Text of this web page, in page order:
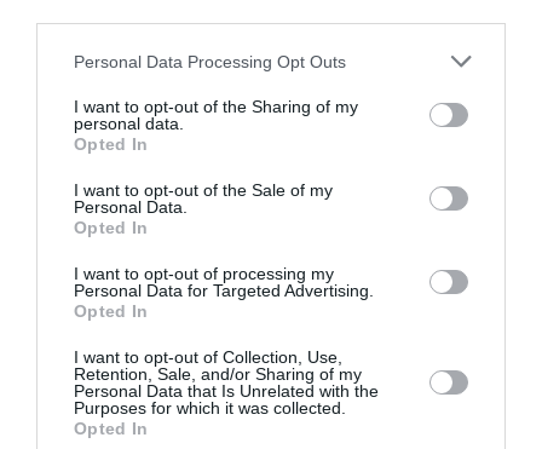
Personal Data Processing Opt Outs
I want to opt-out of the Sharing of my
personal data.
Opted In
I want to opt-out of the Sale of my
Personal Data.
Opted In
I want to opt-out of processing my
Personal Data for Targeted Advertising.
Opted In
I want to opt-out of Collection, Use,
Retention, Sale, and/or Sharing of my
Personal Data that Is Unrelated with the
Purposes for which it was collected.
Opted In
sobrante no quede en contacto con a la base de la
maceta.